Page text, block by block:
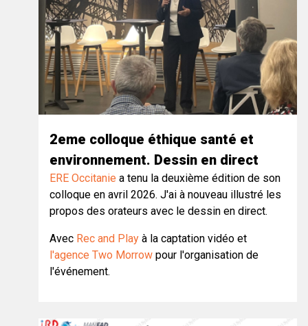
2eme colloque éthique santé et
environnement. Dessin en direct
ERE Occitanie a tenu la deuxième édition de son
colloque en avril 2026. J'ai à nouveau illustré les
propos des orateurs avec le dessin en direct.
Avec Rec and Play à la captation vidéo et
l'agence Two Morrow pour l'organisation de
l'événement.